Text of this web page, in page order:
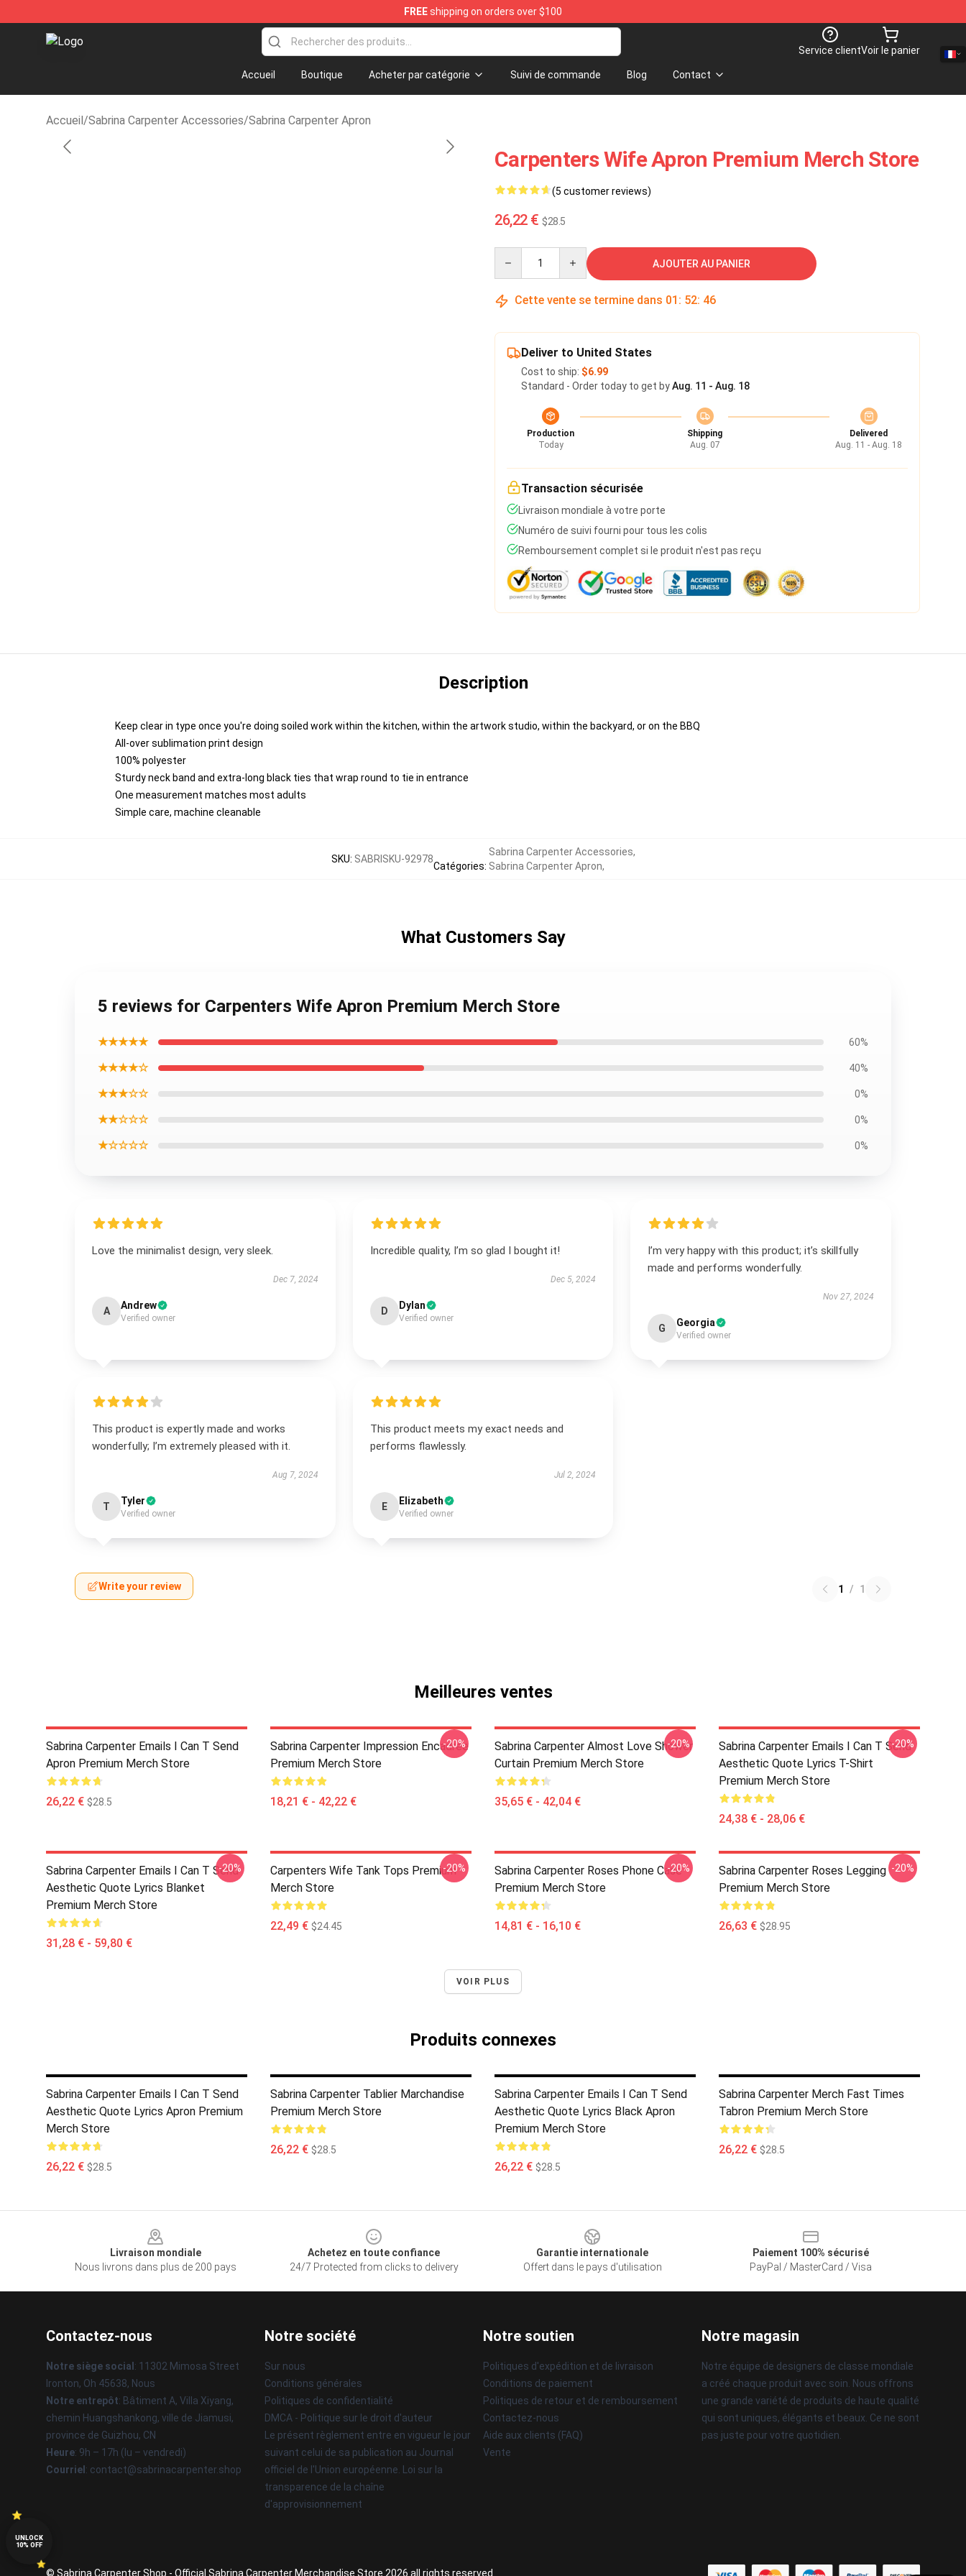
FREEshipping on orders over $100
Sabrina Carpenter Shop - Official Sabrina Carpenter Merchandise Store
Service clientVoir le panier
Accueil Boutique Acheter par catégorie Suivi de commande Blog Contact
Accueil/Sabrina Carpenter Accessories/Sabrina Carpenter Apron
Carpenters Wife Apron Premium Merch Store
(5 customer reviews)
26,22 € $28.5
AJOUTER AU PANIER
Cette vente se termine dans 01 : 52: 45
Deliver to United States
Cost to ship: $6.99
Standard - Order today to get byAug. 11 - Aug. 18
Production
Today
Shipping
Aug. 07
Delivered
Aug. 11 - Aug. 18
Transaction sécurisée
Livraison mondiale à votre porte
Numéro de suivi fourni pour tous les colis
Remboursement complet si le produit n'est pas reçu
Description
Keep clear in type once you're doing soiled work within the kitchen, within the artwork studio, within the backyard, or on the BBQ
All-over sublimation print design
100% polyester
Sturdy neck band and extra-long black ties that wrap round to tie in entrance
One measurement matches most adults
Simple care, machine cleanable
SKU: SABRISKU-92978
Catégories:
Sabrina Carpenter Accessories,
Sabrina Carpenter Apron,
What Customers Say
5 reviews for Carpenters Wife Apron Premium Merch Store
★★★★★ 60%
★★★★☆ 40%
★★★☆☆ 0%
★★☆☆☆ 0%
★☆☆☆☆ 0%
Love the minimalist design, very sleek.
Dec 7, 2024
A Andrew
Verified owner
Incredible quality, I’m so glad I bought it!
Dec 5, 2024
D Dylan
Verified owner
I’m very happy with this product; it’s skillfully
made and performs wonderfully.
Nov 27, 2024
G Georgia
Verified owner
This product is expertly made and works
wonderfully; I’m extremely pleased with it.
Aug 7, 2024
T Tyler
Verified owner
This product meets my exact needs and
performs flawlessly.
Jul 2, 2024
E Elizabeth
Verified owner
Write your review 1 / 1
Meilleures ventes
Sabrina Carpenter Emails I Can T Send
Apron Premium Merch Store
26,22 € $28.5
Sabrina Carpenter Impression Encadrée
Premium Merch Store
18,21 € - 42,22 €
-20%
Sabrina Carpenter Almost Love Shower
Curtain Premium Merch Store
35,65 € - 42,04 €
-20%
Sabrina Carpenter Emails I Can T Send
Aesthetic Quote Lyrics T-Shirt
Premium Merch Store
24,38 € - 28,06 €
-20%
Sabrina Carpenter Emails I Can T Send
Aesthetic Quote Lyrics Blanket
Premium Merch Store
31,28 € - 59,80 €
-20%
Carpenters Wife Tank Tops Premium
Merch Store
22,49 € $24.45
-20%
Sabrina Carpenter Roses Phone Case
Premium Merch Store
14,81 € - 16,10 €
-20%
Sabrina Carpenter Roses Legging
Premium Merch Store
26,63 € $28.95
-20%
VOIR PLUS
Produits connexes
Sabrina Carpenter Emails I Can T Send
Aesthetic Quote Lyrics Apron Premium
Merch Store
26,22 € $28.5
Sabrina Carpenter Tablier Marchandise
Premium Merch Store
26,22 € $28.5
Sabrina Carpenter Emails I Can T Send
Aesthetic Quote Lyrics Black Apron
Premium Merch Store
26,22 € $28.5
Sabrina Carpenter Merch Fast Times
Tabron Premium Merch Store
26,22 € $28.5
Livraison mondiale
Nous livrons dans plus de 200 pays
Achetez en toute confiance
24/7 Protected from clicks to delivery
Garantie internationale
Offert dans le pays d'utilisation
Paiement 100% sécurisé
PayPal / MasterCard / Visa
Contactez-nous
Notre siège social : 11302 Mimosa Street
Ironton, Oh 45638, Nous
Notre entrepôt: Bâtiment A, Villa Xiyang,
chemin Huangshankong, ville de Jiamusi,
province de Guizhou, CN
Heure: 9h – 17h (lu – vendredi)
Courriel : contact@sabrinacarpenter.shop
Notre société
Sur nous
Conditions générales
Politiques de confidentialité
DMCA - Politique sur le droit d'auteur
Le présent règlement entre en vigueur le jour
suivant celui de sa publication au Journal
officiel de l'Union européenne. Loi sur la
transparence de la chaîne
d'approvisionnement
Notre soutien
Politiques d'expédition et de livraison
Conditions de paiement
Politiques de retour et de remboursement
Contactez-nous
Aide aux clients (FAQ)
Vente
Notre magasin
Notre équipe de designers de classe mondiale
a créé chaque produit avec soin. Nous offrons
une grande variété de produits de haute qualité
qui sont uniques, élégants et beaux. Ce ne sont
pas juste pour votre quotidien.
© Sabrina Carpenter Shop - Official Sabrina Carpenter Merchandise Store 2026 all rights reserved
UNLOCK
10% OFF